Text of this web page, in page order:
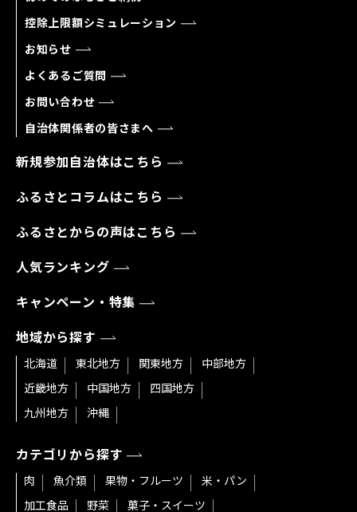
控除上限額シミュレーション
お知らせ
よくあるご質問
お問い合わせ
自治体関係者の皆さまへ
新規参加自治体はこちら
ふるさとコラムはこちら
ふるさとからの声はこちら
人気ランキング
キャンペーン・特集
地域から探す
北海道 東北地方 関東地方
中部地方
近畿地方
中国地方
四国地方
九州地方
沖縄
カテゴリから探す
肉 魚介類 果物・フルーツ
米・パン
加工食品
野菜
菓子・スイーツ